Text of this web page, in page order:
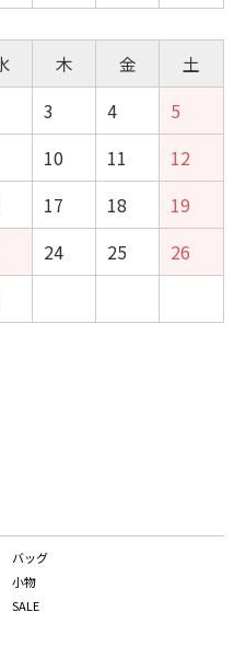
木 金
土
3 4
5
10 11
12
17 18
19
24 25
26
バッグ
小物
SALE